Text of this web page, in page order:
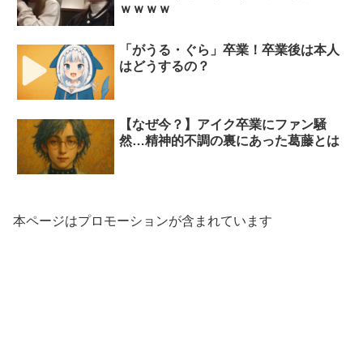
ｗｗｗｗ
「がうる・ぐら」卒業！卒業後は本人
はどうするの？
【なぜ今？】アイク卒業にファン騒
然…精神的不調の裏にあった葛藤とは
本ページはプロモーションが含まれています